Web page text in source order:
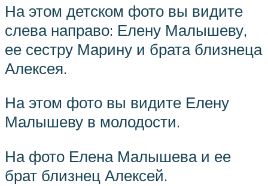
На этом детском фото вы видите
слева направо: Елену Малышеву,
ее сестру Марину и брата близнеца
Алексея.
На этом фото вы видите Елену
Малышеву в молодости.
На фото Елена Малышева и ее
брат близнец Алексей.